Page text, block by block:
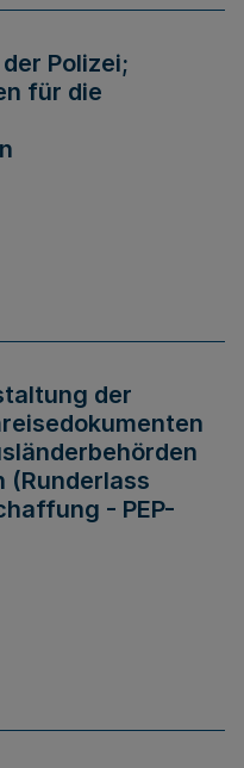
Polizei;
für die
der
(Runderlass
- PEP-